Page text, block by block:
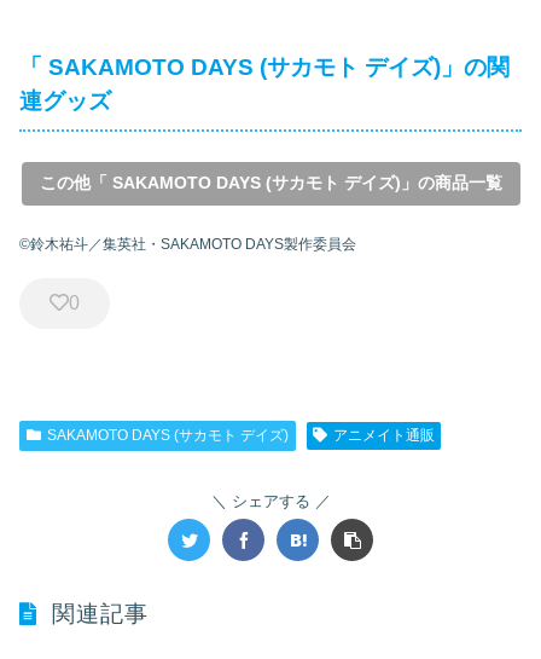
「 SAKAMOTO DAYS (サカモト デイズ)」の関
連グッズ
この他「 SAKAMOTO DAYS (サカモト デイズ)」の商品一覧
©鈴木祐斗／集英社・SAKAMOTO DAYS製作委員会
0
SAKAMOTO DAYS (サカモト デイズ) アニメイト通販
シェアする
関連記事